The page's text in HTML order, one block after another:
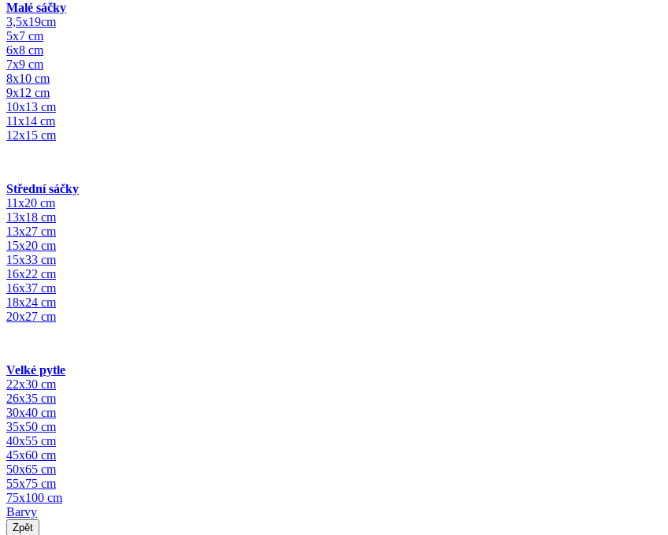
Malé sáčky
3,5x19cm
5x7 cm
6x8 cm
7x9 cm
8x10 cm
9x12 cm
10x13 cm
11x14 cm
12x15 cm
Střední sáčky
11x20 cm
13x18 cm
13x27 cm
15x20 cm
15x33 cm
16x22 cm
16x37 cm
18x24 cm
20x27 cm
Velké pytle
22x30 cm
26x35 cm
30x40 cm
35x50 cm
40x55 cm
45x60 cm
50x65 cm
55x75 cm
75x100 cm
Barvy
Zpět